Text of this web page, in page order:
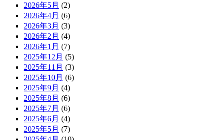
2026年5月 (2)
2026年4月 (6)
2026年3月 (3)
2026年2月 (4)
2026年1月 (7)
2025年12月 (5)
2025年11月 (3)
2025年10月 (6)
2025年9月 (4)
2025年8月 (6)
2025年7月 (6)
2025年6月 (4)
2025年5月 (7)